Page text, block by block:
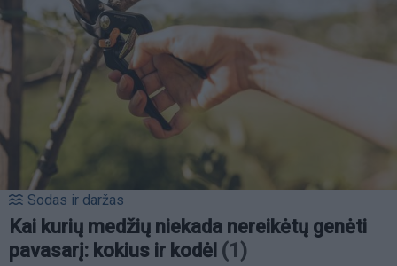
Sodas ir daržas
Kai kurių medžių niekada nereikėtų genėti
pavasarį: kokius ir kodėl (1)